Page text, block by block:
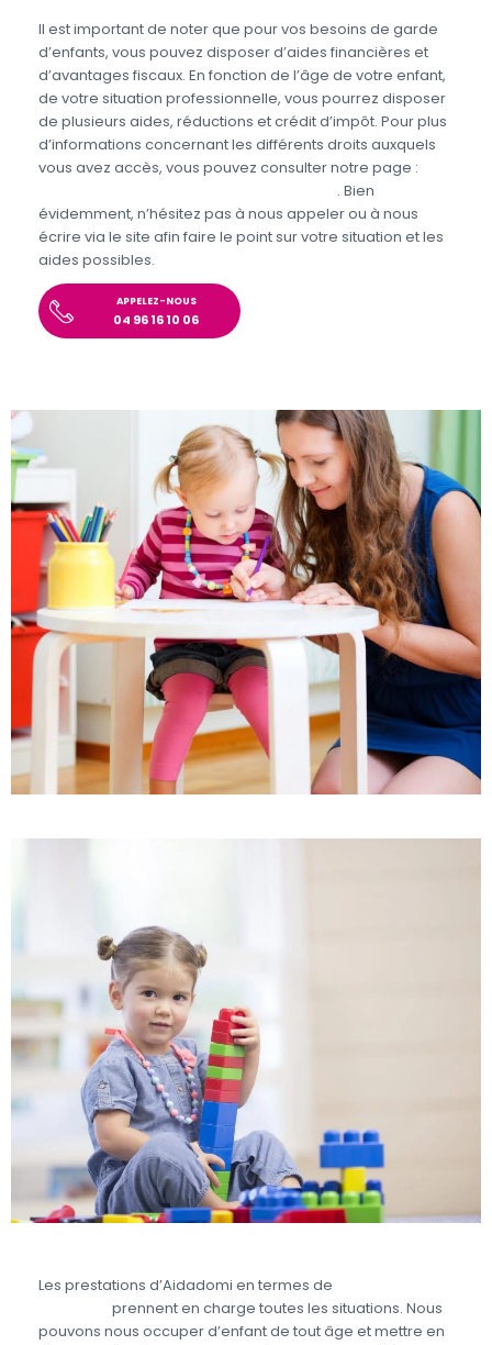
Il est important de noter que pour vos besoins de garde
d’enfants, vous pouvez disposer d’aides financières et
d’avantages fiscaux. En fonction de l’âge de votre enfant,
de votre situation professionnelle, vous pourrez disposer
de plusieurs aides, réductions et crédit d’impôt. Pour plus
d’informations concernant les différents droits auxquels
vous avez accès, vous pouvez consulter notre page :
. Bien
évidemment, n’hésitez pas à nous appeler ou à nous
écrire via le site afin faire le point sur votre situation et les
aides possibles.
APPELEZ-NOUS
04 96 16 10 06
Les prestations d’Aidadomi en termes de
prennent en charge toutes les situations. Nous
pouvons nous occuper d’enfant de tout âge et mettre en